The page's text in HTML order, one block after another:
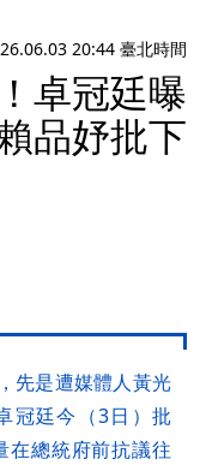
20:44 臺北時間
卓冠廷曝
品妤批下
先是遭媒體人黃光
冠廷今（3日）批
在總統府前抗議往